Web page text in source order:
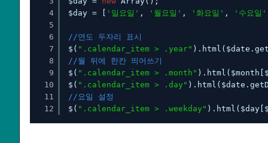
4
5
6
7
8
9
10
11
12
$day = [
'일요일' , '월요일' , '화요일' , '수요일'
//연도 두자리 표시
$( ".calendar_item > .year"
//월 뒤에 한칸 띄어쓰기
$( ".calendar_item > .month"
$( ".calendar_item > .day"
//요일 설정
$( ".calendar_item > .weekday"